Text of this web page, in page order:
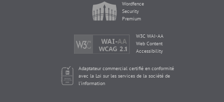
Wordfence
Security
Premium
W3C WAI-AA
Web Content
Accessibility
Adaptateur commercial certifié en conformité
avec la Loi sur les services de la société de
l'information